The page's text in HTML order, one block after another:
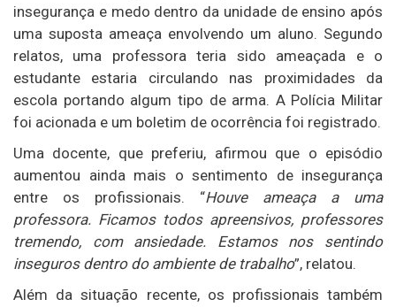
insegurança e medo dentro da unidade de ensino após
uma suposta ameaça envolvendo um aluno. Segundo
relatos, uma professora teria sido ameaçada e o
estudante estaria circulando nas proximidades da
escola portando algum tipo de arma. A Polícia Militar
foi acionada e um boletim de ocorrência foi registrado.
Uma docente, que preferiu, afirmou que o episódio
aumentou ainda mais o sentimento de insegurança
entre os profissionais. “Houve ameaça a uma
professora. Ficamos todos apreensivos, professores
tremendo, com ansiedade. Estamos nos sentindo
inseguros dentro do ambiente de trabalho”, relatou.
Além da situação recente, os profissionais também